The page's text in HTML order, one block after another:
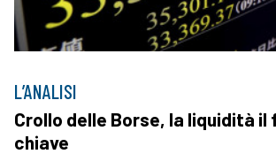
L’ANALISI
Crollo delle Borse, la liquidità
chiave